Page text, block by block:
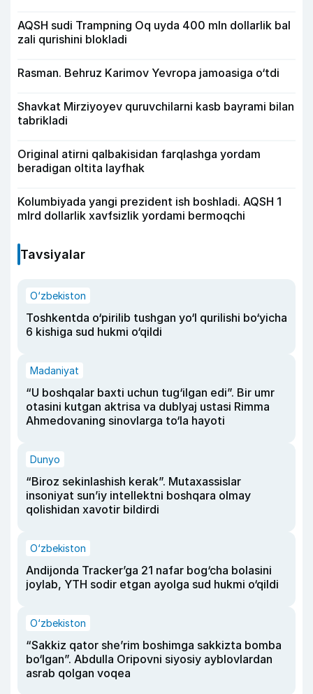
AQSH sudi Trampning Oq uyda 400 mln dollarlik bal
zali qurishini blokladi
Rasman. Behruz Karimov Yevropa jamoasiga o‘tdi
Shavkat Mirziyoyev quruvchilarni kasb bayrami bilan
tabrikladi
Original atirni qalbakisidan farqlashga yordam
beradigan oltita layfhak
Kolumbiyada yangi prezident ish boshladi. AQSH 1
mlrd dollarlik xavfsizlik yordami bermoqchi
Tavsiyalar
O‘zbekiston
Toshkentda o‘pirilib tushgan yo‘l qurilishi bo‘yicha
6 kishiga sud hukmi o‘qildi
Madaniyat
“U boshqalar baxti uchun tug‘ilgan edi”. Bir umr
otasini kutgan aktrisa va dublyaj ustasi Rimma
Ahmedovaning sinovlarga to‘la hayoti
Dunyo
“Biroz sekinlashish kerak”. Mutaxassislar
insoniyat sun’iy intellektni boshqara olmay
qolishidan xavotir bildirdi
O‘zbekiston
Andijonda Tracker’ga 21 nafar bog‘cha bolasini
joylab, YTH sodir etgan ayolga sud hukmi o‘qildi
O‘zbekiston
“Sakkiz qator she’rim boshimga sakkizta bomba
bo‘lgan”. Abdulla Oripovni siyosiy ayblovlardan
asrab qolgan voqea